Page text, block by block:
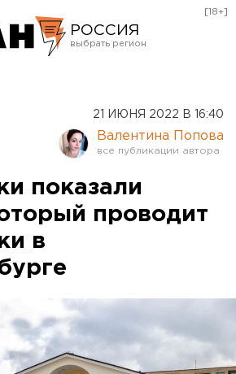
РОССИЯ
Курган
Оренбург
[18+]
21 ИЮНЯ 2022 В 16:40
Валентина Попова
показали
проводит
в